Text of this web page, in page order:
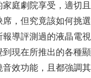
庭劇院享受，適切
席，但究竟該如何挑
導評測過的液晶電
現在所推出的各種
音效功能，且都強調